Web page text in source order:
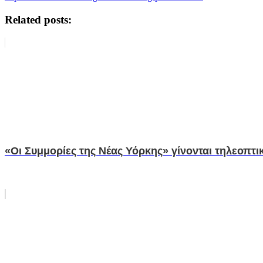
Related posts:
«Οι Συμμορίες της Νέας Υόρκης» γίνονται